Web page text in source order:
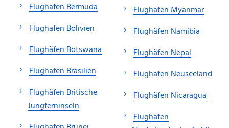
Flughäfen Bermuda
Flughäfen Bolivien
Flughäfen Botswana
Flughäfen Brasilien
Flughäfen Britische
Jungferninseln
Flughäfen Myanmar
Flughäfen Namibia
Flughäfen Nepal
Flughäfen Neuseeland
Flughäfen Nicaragua
Flughäfen